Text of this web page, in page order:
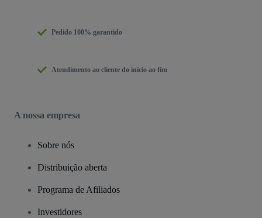
Pedido 100% garantido
Atendimento ao cliente do início ao fim
A nossa empresa
Sobre nós
Distribuição aberta
Programa de Afiliados
Investidores